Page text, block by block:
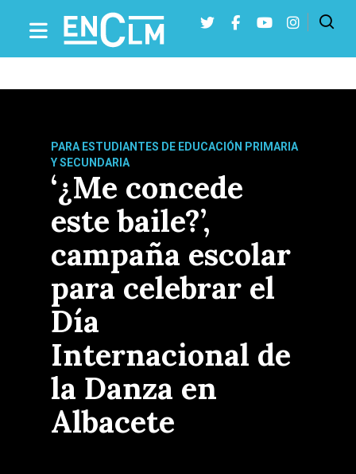
PARA ESTUDIANTES DE EDUCACIÓN PRIMARIA
Y SECUNDARIA
‘¿Me concede
este baile?’,
campaña escolar
para celebrar el
Día
Internacional de
la Danza en
Albacete